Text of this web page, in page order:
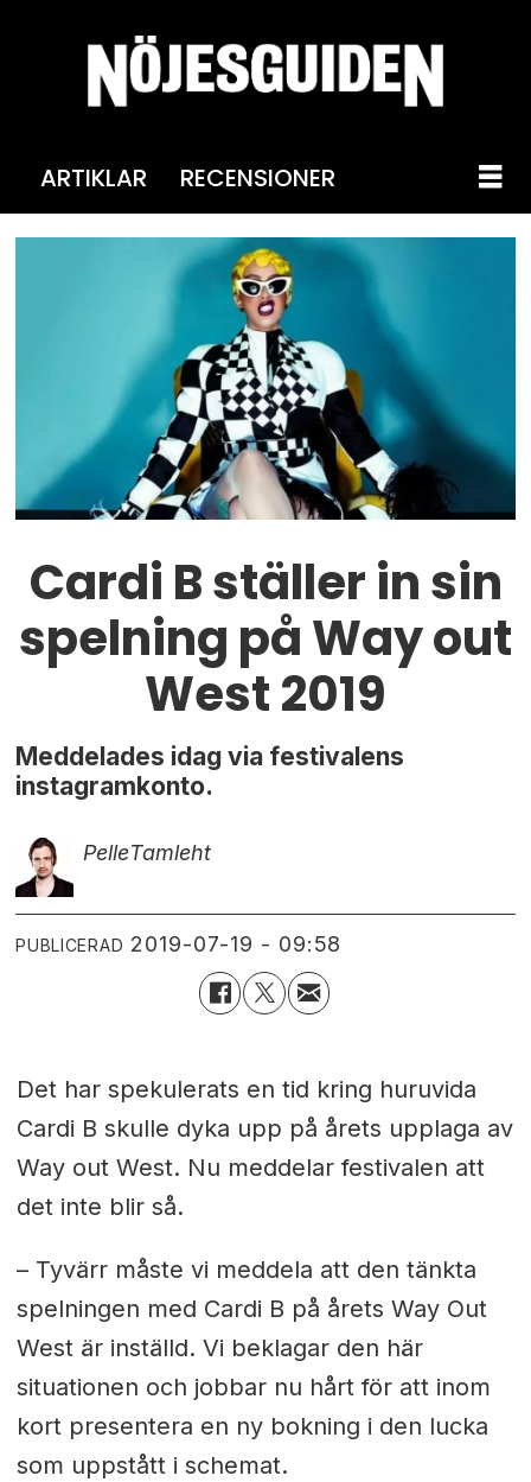
ARTIKLAR RECENSIONER
Cardi B ställer in sin
spelning på Way out
West 2019
Meddelades idag via festivalens
instagramkonto.
PelleTamleht
PUBLICERAD 2019-07-19 - 09:58
Det har spekulerats en tid kring huruvida
Cardi B skulle dyka upp på årets upplaga av
Way out West. Nu meddelar festivalen att
det inte blir så.
– Tyvärr måste vi meddela att den tänkta
spelningen med Cardi B på årets Way Out
West är inställd. Vi beklagar den här
situationen och jobbar nu hårt för att inom
kort presentera en ny bokning i den lucka
som uppstått i schemat.